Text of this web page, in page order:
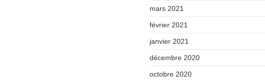
mars 2021
février 2021
janvier 2021
décembre 2020
octobre 2020